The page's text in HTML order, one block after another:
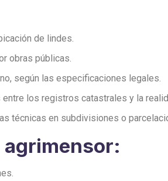
de lindes.
obras públicas.
según las especificaciones legales.
los registros catastrales y la
técnicas en subdivisiones o